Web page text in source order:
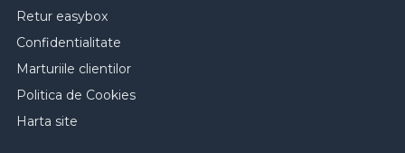
Retur easybox
Confidentialitate
Marturiile clientilor
Politica de Cookies
Harta site